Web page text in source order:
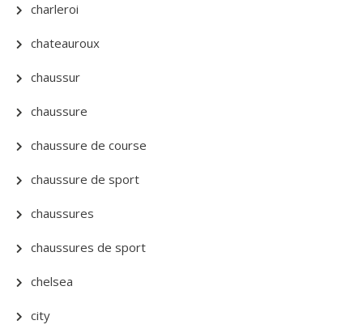
charleroi
chateauroux
chaussur
chaussure
chaussure de course
chaussure de sport
chaussures
chaussures de sport
chelsea
city